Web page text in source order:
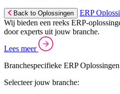
Back to Oplossingen
ERP
Wij bieden een reeks ERP-
door experts uit jouw branche.
Lees meer
Branchespecifieke ERP Oplossingen
Selecteer jouw branche: